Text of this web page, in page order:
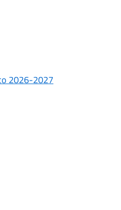
2026-2027